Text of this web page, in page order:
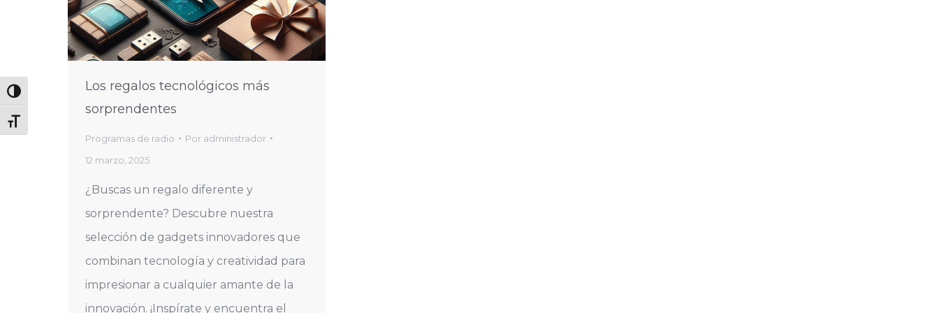
Alternar alto contraste
Alternar tamaño de letra
Los regalos tecnológicos más
sorprendentes
Programas de radio Por administrador
12 marzo, 2025
¿Buscas un regalo diferente y
sorprendente? Descubre nuestra
selección de gadgets innovadores que
combinan tecnología y creatividad para
impresionar a cualquier amante de la
innovación. ¡Inspírate y encuentra el